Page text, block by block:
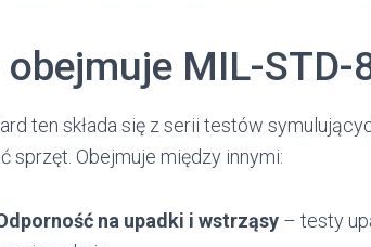
obejmuje MIL-STD-
ten składa się z serii testów
sprzęt. Obejmuje między innymi:
na upadki i wstrząsy – testy